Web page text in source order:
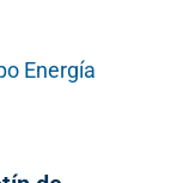
Energía